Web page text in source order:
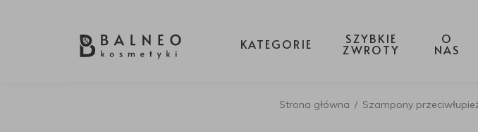
SZYBKIE
ZWROTY
KATEGORIE O
NAS
Strona główna / Szampony